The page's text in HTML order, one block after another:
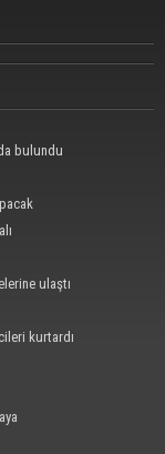
bulundu
ulaştı
kurtardı